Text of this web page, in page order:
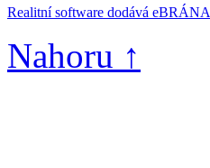
Realitní software dodává eBRÁNA
Nahoru ↑